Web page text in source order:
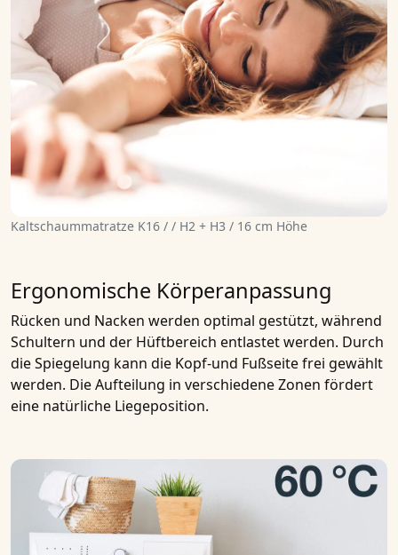
Kaltschaummatratze K16 / / H2 + H3 / 16 cm Höhe
Ergonomische Körperanpassung
Rücken und Nacken werden optimal gestützt, während
Schultern und der Hüftbereich entlastet werden. Durch
die Spiegelung kann die Kopf-und Fußseite frei gewählt
werden. Die Aufteilung in verschiedene Zonen fördert
eine natürliche Liegeposition.